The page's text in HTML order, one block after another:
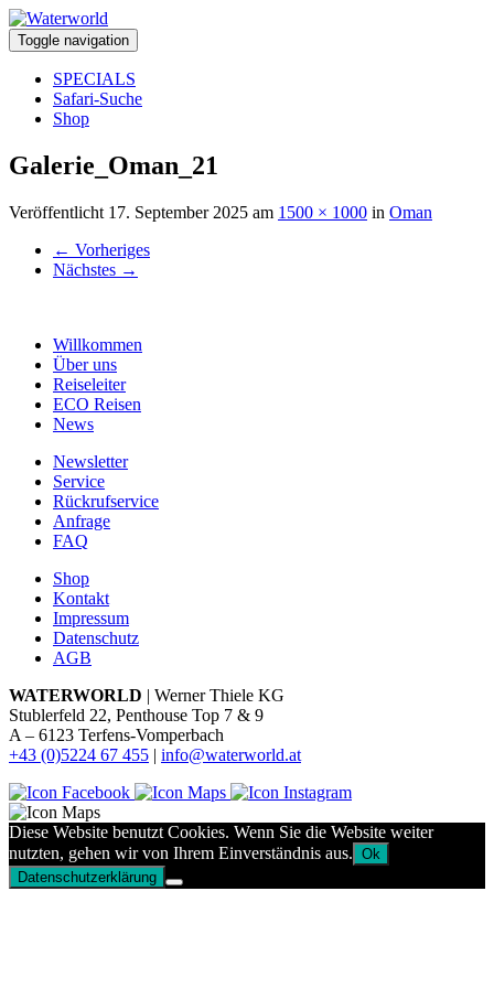
Toggle navigation
SPECIALS
Safari-Suche
Shop
Galerie_Oman_21
Veröffentlicht 17. September 2025 am 1500 × 1000 in Oman
← Vorheriges
Nächstes →
Willkommen
Über uns
Reiseleiter
ECO Reisen
News
Newsletter
Service
Rückrufservice
Anfrage
FAQ
Shop
Kontakt
Impressum
Datenschutz
AGB
WATERWORLD | Werner Thiele KG
Stublerfeld 22, Penthouse Top 7 & 9
A – 6123 Terfens-Vomperbach
+43 (0)5224 67 455 | info@waterworld.at
Diese Website benutzt Cookies. Wenn Sie die Website weiter
nutzten, gehen wir von Ihrem Einverständnis aus. Ok
Datenschutzerklärung